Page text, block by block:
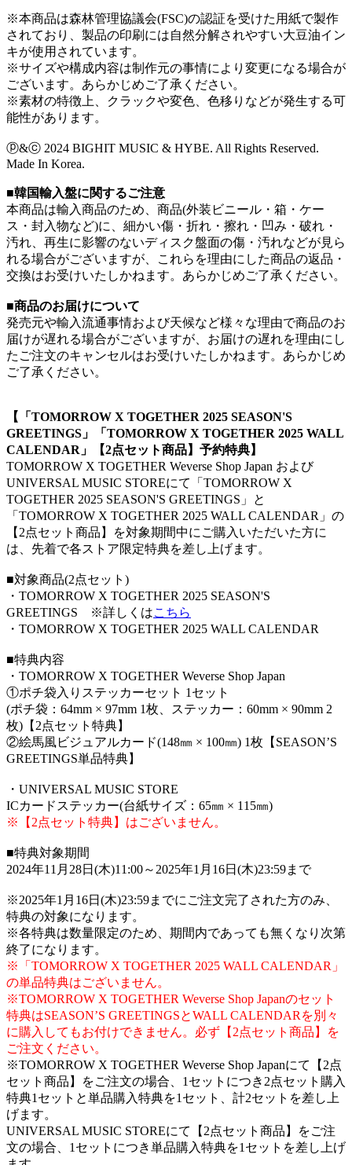
※本商品は森林管理協議会(FSC)の認証を受けた用紙で製作
されており、製品の印刷には自然分解されやすい大豆油イン
キが使用されています。
※サイズや構成内容は制作元の事情により変更になる場合が
ございます。あらかじめご了承ください。
※素材の特徴上、クラックや変色、色移りなどが発生する可
能性があります。
ⓟ&ⓒ 2024 BIGHIT MUSIC & HYBE. All Rights Reserved.
Made In Korea.
■韓国輸入盤に関するご注意
本商品は輸入商品のため、商品(外装ビニール・箱・ケー
ス・封入物など)に、細かい傷・折れ・擦れ・凹み・破れ・
汚れ、再生に影響のないディスク盤面の傷・汚れなどが見ら
れる場合がございますが、これらを理由にした商品の返品・
交換はお受けいたしかねます。あらかじめご了承ください。
■商品のお届けについて
発売元や輸入流通事情および天候など様々な理由で商品のお
届けが遅れる場合がございますが、お届けの遅れを理由にし
たご注文のキャンセルはお受けいたしかねます。あらかじめ
ご了承ください。
【「TOMORROW X TOGETHER 2025 SEASON'S
GREETINGS」「TOMORROW X TOGETHER 2025 WALL
CALENDAR」【2点セット商品】予約特典】
TOMORROW X TOGETHER Weverse Shop Japan および
UNIVERSAL MUSIC STOREにて「TOMORROW X
TOGETHER 2025 SEASON'S GREETINGS」と
「TOMORROW X TOGETHER 2025 WALL CALENDAR」の
【2点セット商品】を対象期間中にご購入いただいた方に
は、先着で各ストア限定特典を差し上げます。
■対象商品(2点セット)
・TOMORROW X TOGETHER 2025 SEASON'S
GREETINGS ※詳しくはこちら
・TOMORROW X TOGETHER 2025 WALL CALENDAR
■特典内容
・TOMORROW X TOGETHER Weverse Shop Japan
①ポチ袋入りステッカーセット 1セット
(ポチ袋：64mm × 97mm 1枚、ステッカー：60mm × 90mm 2
枚)【2点セット特典】
②絵馬風ビジュアルカード(148㎜ × 100㎜) 1枚【SEASON’S
GREETINGS単品特典】
・UNIVERSAL MUSIC STORE
ICカードステッカー(台紙サイズ：65㎜ × 115㎜)
※【2点セット特典】はございません。
■特典対象期間
2024年11月28日(木)11:00～2025年1月16日(木)23:59まで
※2025年1月16日(木)23:59までにご注文完了された方のみ、
特典の対象になります。
※各特典は数量限定のため、期間内であっても無くなり次第
終了になります。
※「TOMORROW X TOGETHER 2025 WALL CALENDAR」
の単品特典はございません。
※TOMORROW X TOGETHER Weverse Shop Japanのセット
特典はSEASON’S GREETINGSとWALL CALENDARを別々
に購入してもお付けできません。必ず【2点セット商品】を
ご注文ください。
※TOMORROW X TOGETHER Weverse Shop Japanにて【2点
セット商品】をご注文の場合、1セットにつき2点セット購入
特典1セットと単品購入特典を1セット、計2セットを差し上
げます。
UNIVERSAL MUSIC STOREにて【2点セット商品】をご注
文の場合、1セットにつき単品購入特典を1セットを差し上げ